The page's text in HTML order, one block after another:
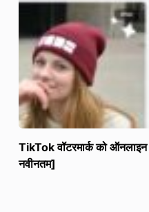
TikTok वॉटरमार्क को
नवीनतम]